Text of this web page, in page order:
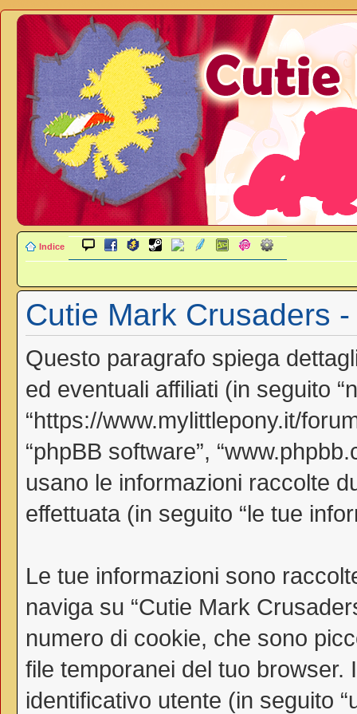
Indice
Cutie Mark Crusaders
Questo paragrafo spiega
ed eventuali affiliati (in seguito
“https://www.mylittlepony.it/
“phpBB software”,
usano le informazioni raccolte
effettuata (in seguito “le tue
Le tue informazioni sono
naviga su “Cutie Mark
numero di cookie, che sono
file temporanei del tuo
identificativo utente (in seguito